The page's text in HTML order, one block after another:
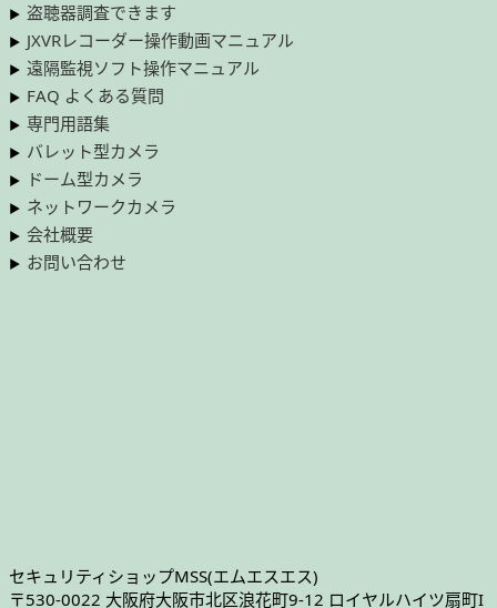
盗聴器調査できます
JXVRレコーダー操作動画マニュアル
遠隔監視ソフト操作マニュアル
FAQ よくある質問
専門用語集
バレット型カメラ
ドーム型カメラ
ネットワークカメラ
会社概要
お問い合わせ
セキュリティショップMSS(エムエスエス)
〒530-0022 大阪府大阪市北区浪花町9-12 ロイヤルハイツ扇町I